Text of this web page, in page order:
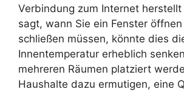
Verbindung zum Internet herstellt
sagt, wann Sie ein Fenster
schließen müssen, könnte dies
Innentemperatur erheblich
mehreren Räumen platziert
Haushalte dazu ermutigen, eine